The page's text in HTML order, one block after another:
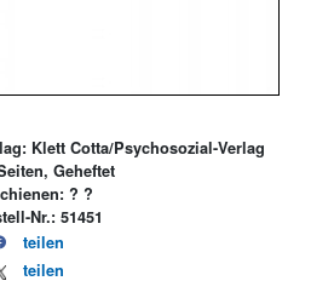
Klett Cotta/Psychosozial-Verlag
Geheftet
? ?
Nr.: 51451
teilen
teilen